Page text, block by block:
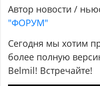
Автор новости /
"ФОРУМ"
Сегодня мы хотим
более полную
Belmil! Встречайте!